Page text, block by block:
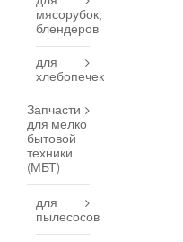
мясорубок,
блендеров
для
хлебопечек
Запчасти
для мелко
бытовой
техники
(МБТ)
для
пылесосов